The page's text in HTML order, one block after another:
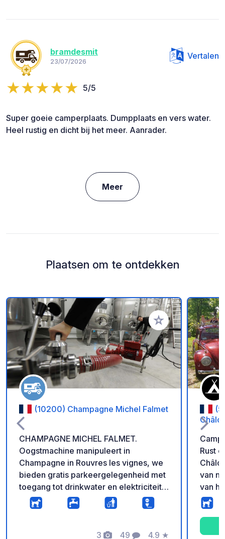
bramdesmit
23/07/2026
Vertalen
5/5
Super goeie camperplaats. Dumpplaats en vers water.
Heel rustig en dicht bij het meer. Aanrader.
Meer
Plaatsen om te ontdekken
Voeg toe aan je
(10200) Champagne Michel Falmet
CHAMPAGNE MICHEL FALMET.
Oogstmachine manipuleert in
Champagne in Rouvres les vignes, we
bieden gratis parkeergelegenheid met
toegang tot drinkwater en elektriciteit.
8 parkeerplaatsen beschikbaar op een
vlakke en gestabiliseerde plaats. We
onze faciliteiten en uitleg over hoe
3 49 4.9 ★
Rust
van
van
Deze
ha
op